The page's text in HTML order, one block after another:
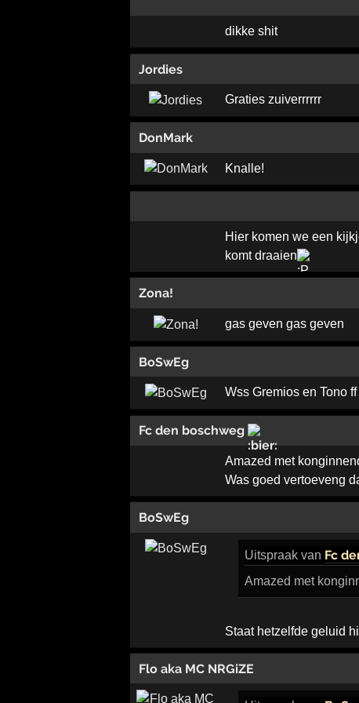
dikke shit
Jordies
Graties zuiverrrrrr
DonMark
Knalle!
Hier komen we een
komt draaien
Zona!
gas geven gas geven
BoSwEg
Wss Gremios en Tono
Fc den boschweg
Amazed met
Was goed vertoeveng
BoSwEg
Uitspraakvan Fc
Amazed met
Staat hetzelfde geluid
Flo aka MC NRGiZE